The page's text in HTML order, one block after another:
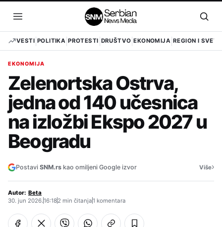
sadržaj
Otvori
meni
VESTI POLITIKA PROTESTI DRUŠTVO EKONOMIJA REGION I SVET
EKONOMIJA
Zelenortska Ostrva,
jedna od 140 učesnica
na izložbi Ekspo 2027 u
Beogradu
Postavi SNM.rs kao omiljeni Google izvor Više›
Autor: Beta
30. jun 2026.16:182 min čitanja1 komentara